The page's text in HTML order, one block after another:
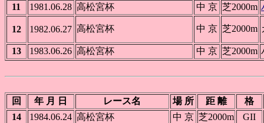
11
1981.06.28 高松宮杯 中 京 芝2000m
12 1982.06.27 高松宮杯 中 京 芝2000m
13 1983.06.26 高松宮杯 中 京 芝2000m
回 年 月 日 レース名 場 所 距 離
格
14
1984.06.24 高松宮杯 中 京 芝2000m
GII